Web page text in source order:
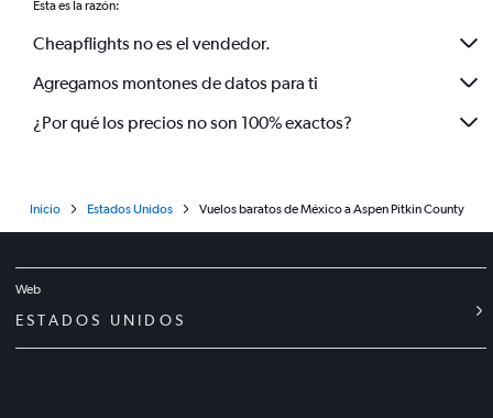
Esta es la razón:
Cheapflights no es el vendedor.
Agregamos montones de datos para ti
¿Por qué los precios no son 100% exactos?
Inicio Estados Unidos Vuelos baratos de México a Aspen Pitkin County
Web
ESTADOS UNIDOS